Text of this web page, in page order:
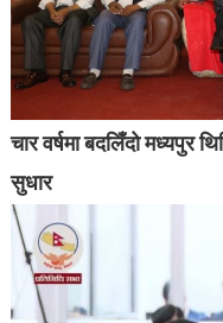
चार वर्षमा बदलिँदो मध्यपुर
सुधार